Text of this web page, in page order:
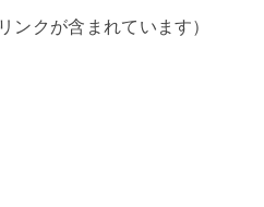
ンクが含まれています）